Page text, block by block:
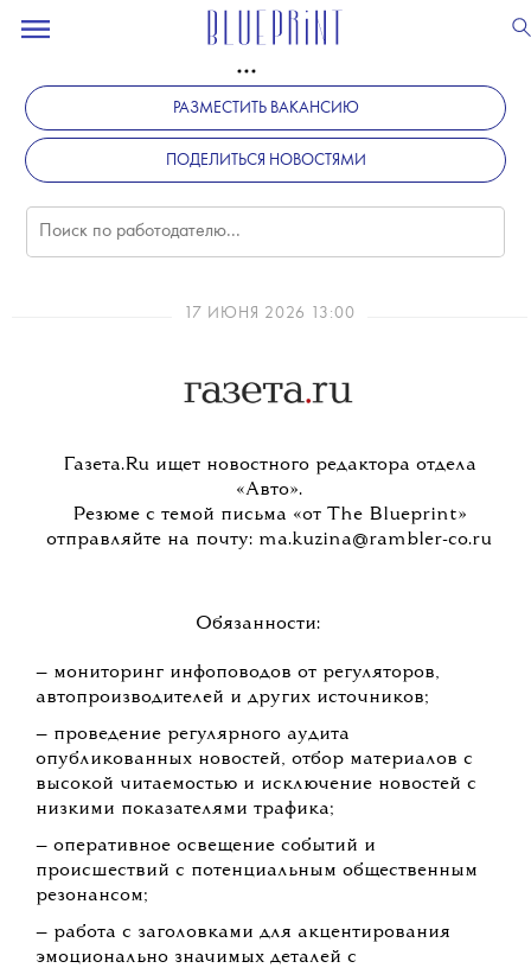
РАЗМЕСТИТЬ ВАКАНСИЮ
ПОДЕЛИТЬСЯ НОВОСТЯМИ
17 ИЮНЯ 2026 13:00
Газета.Ru ищет новостного редактора отдела
«Авто».
Резюме с темой письма «от The Blueprint»
отправляйте на почту: ma.kuzina@rambler-co.ru
Обязанности:
— мониторинг инфоповодов от регуляторов,
автопроизводителей и других источников;
— проведение регулярного аудита
опубликованных новостей, отбор материалов с
высокой читаемостью и исключение новостей с
низкими показателями трафика;
— оперативное освещение событий и
происшествий с потенциальным общественным
резонансом;
— работа с заголовками для акцентирования
эмоционально значимых деталей с